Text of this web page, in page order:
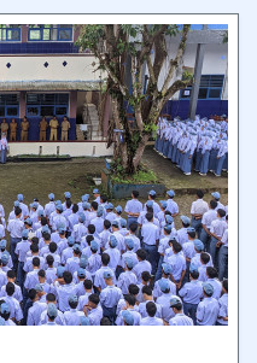
Masuk Semester